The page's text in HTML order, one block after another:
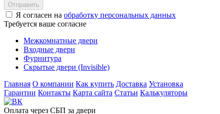
Отправить
Я согласен на обработку персональных данных
Требуется ваше согласие
Межкомнатные двери
Входные двери
Фурнитура
Скрытые двери (Invisible)
Главная О компании Как купить Доставка Установка
Гарантии Контакты Карта сайта Статьи Калькуляторы
Оплата через СБП за двери